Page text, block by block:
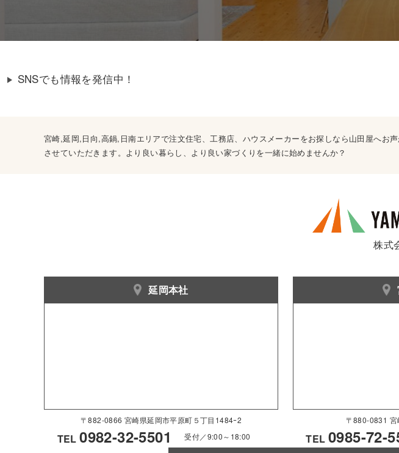
SNSでも情報を発信中！
宮崎,延岡,日向,高鍋,日南エリアで注文住宅、工務店、ハウスメーカーをお探しなら山田屋へ
させていただきます。より良い暮らし、より良い家づくりを一緒に始めませんか？
株式
延岡本社
〒882-0866 宮崎県延岡市平原町５丁目1484ｰ2
TEL0982-32-5501 受付／9:00～18:00
〒880-0831 宮
TEL0985-72-